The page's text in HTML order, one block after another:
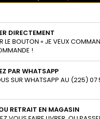
DIRECTEMENT
LE BOUTON « JE VEUX
!
PAR WHATSAPP
SUR WHATSAPP AU (225)
RETRAIT EN MAGASIN